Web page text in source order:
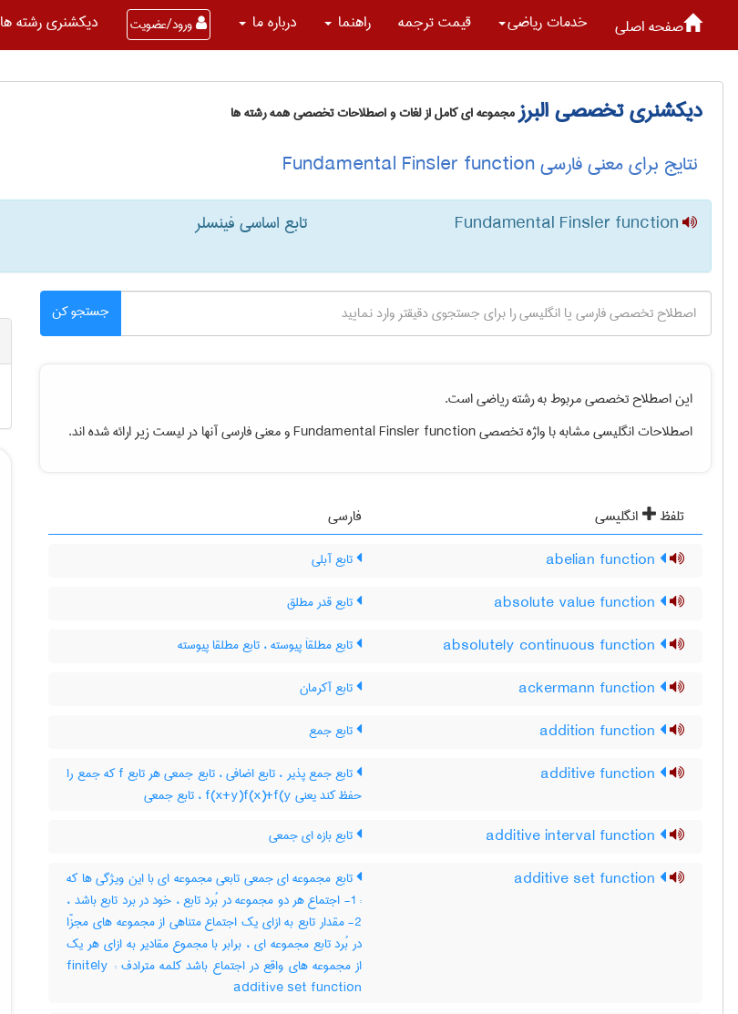
صفحه اصلی خدمات رياضی قیمت ترجمه راهنما درباره ما ورود/عضویت دیکشنری رشته ها
دیکشنری تخصصی البرزمجموعه ای کامل از لغات و اصطلاحات تخصصی همه رشته ها
نتایج برای معنی فارسی Fundamental Finsler function
Fundamental Finsler function تابع اساسی فینسلر
جستجو کن
این اصطلاح تخصصی مربوط به رشتهرياضیاست.
اصطلاحات انگلیسی مشابه با واژه تخصصیFundamental Finsler functionو معنی فارسی آنها در لیست زیر ارائه شده اند.
تلفظ انگلیسی
فارسی
تابع آبلی
تابع قدر مطلق
تابع مطلقاَ پیوسته ، تابع مطلقا پیوسته
تابع آکرمان
تابع جمع
تابع جمع پذیر ، تابع اضافی ، تابع جمعی هر تابع f که جمع را
حفظ کند یعنی f(x+y)f(x)+f(y ، تابع جمعی
تابع بازه ای جمعی
تابع مجموعه ای جمعی تابعی مجموعه ای با این ویژگی ها که
: 1- اجتماع هر دو مجموعه در بُرد تابع ، خود در برد تابع باشد ،
2- مقدار تابع به ازای یک اجتماع متناهی از مجموعه های مجزّا
در بُرد تابع مجموعه ای ، برابر با مجموع مقادیر به ازای هر یک
از مجموعه های واقع در اجتماع باشد کلمه مترادف : finitely
additive set function